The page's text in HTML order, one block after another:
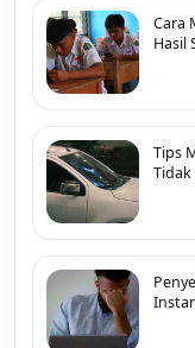
Cara
Hasil
Tips
Tidak